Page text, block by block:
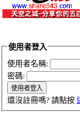
使用者登入
使用者名稱:
密碼:
還沒註冊嗎? 請點按